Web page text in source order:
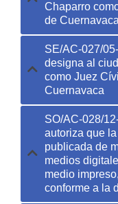
Chaparro
de Cuernavaca
SE/AC-027/
designa al
como Juez
Cuernavaca
SO/AC-028/
autoriza que
publicada de
medios
medio
conforme a la